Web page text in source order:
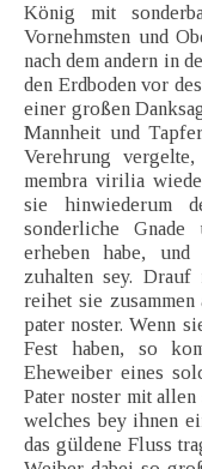
König mit
Vornehmsten und
nach dem andern in
den Erdboden vor
einer großen
Mannheit und
Verehrung
membra virilia
sie hinwiederum
sonderliche
erheben habe,
zuhalten sey. Drauf
reihet sie zusammen
pater noster. Wenn
Fest haben, so
Eheweiber eines
Pater noster mit
welches bey ihnen
das güldene Fluss